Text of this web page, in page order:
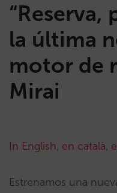
“Reserva,
la última
motor de
Mirai
In English, en català,
Estrenamos una